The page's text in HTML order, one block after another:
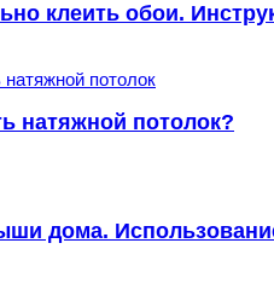
клеить обои.
натяжной потолок?
дома.